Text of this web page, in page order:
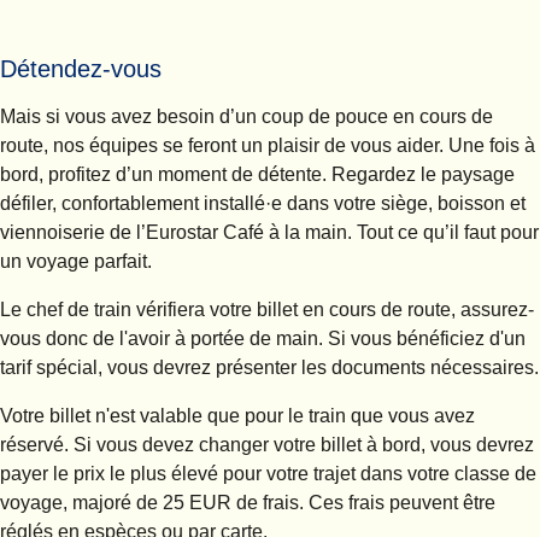
Détendez-vous
Mais si vous avez besoin d’un coup de pouce en cours de
route, nos équipes se feront un plaisir de vous aider. Une fois à
bord, profitez d’un moment de détente. Regardez le paysage
défiler, confortablement installé·e dans votre siège, boisson et
viennoiserie de l’Eurostar Café à la main. Tout ce qu’il faut pour
un voyage parfait.
Le chef de train vérifiera votre billet en cours de route, assurez-
vous donc de l'avoir à portée de main. Si vous bénéficiez d'un
tarif spécial, vous devrez présenter les documents nécessaires.
Votre billet n'est valable que pour le train que vous avez
réservé. Si vous devez changer votre billet à bord, vous devrez
payer le prix le plus élevé pour votre trajet dans votre classe de
voyage, majoré de 25 EUR de frais. Ces frais peuvent être
réglés en espèces ou par carte.